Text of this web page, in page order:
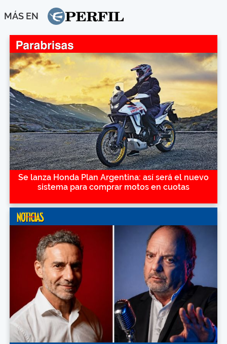
MÁS EN
Se lanza Honda Plan Argentina: así será el nuevo
sistema para comprar motos en cuotas